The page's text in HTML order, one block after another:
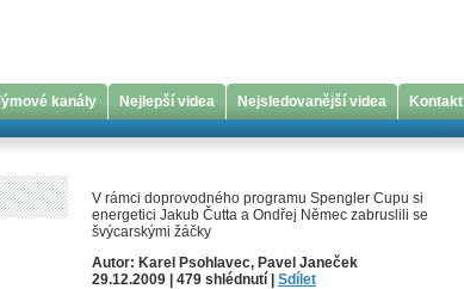
kanály Nejlepší videa Nejsledovanější videa Kontakt
V rámci doprovodného programu Spengler Cupu si
energetici Jakub Čutta a Ondřej Němec zabruslili se
švýcarskými žáčky
Autor: Karel Psohlavec, Pavel Janeček
29.12.2009 | 479 shlédnutí | Sdílet